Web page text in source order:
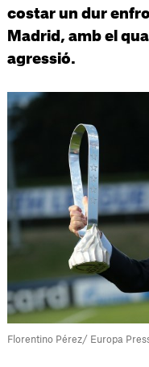
costar un dur
Madrid, amb el
agressió.
Florentino Pérez/ Europa